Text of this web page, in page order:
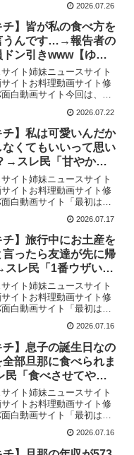
れまではルールを一切設
んでしたが、近頃、視聴者
な...
2026.07.26
チ】皆が私の食べ方を
うんです…→報告者の
ン引きwww【ゆっ
イト姉妹ニュースサイト
サイトお料理動画サイト修
白動画サイト今回は、周
談です。クチャラー？大量
民は予想を立てますが、彼
想のはるか斜...
2026.07.22
チ】私は可愛いんだか
なくてもいいって思い
イト姉妹ニュースサイト
サイトお料理動画サイト修
白動画サイト「最初はた
、衝撃の事実が明らかにな
の修羅場ストーリー、あな
でしょうか...
2026.07.17
チ】旅行中にお土産を
言ったら友達が先に帰
イト姉妹ニュースサイト
サイトお料理動画サイト修
白動画サイト「最初はた
、衝撃の事実が明らかにな
の修羅場ストーリー、あな
るでしょうか...
2026.07.16
チ】息子の誕生日なの
部旦那に食べられま
イト姉妹ニュースサイト
サイトお料理動画サイト修
白動画サイト「最初はた
ずでした。」しかし会話が
、衝撃の事実が明らかにな
の修羅場ストーリー、あな
2026.07.16